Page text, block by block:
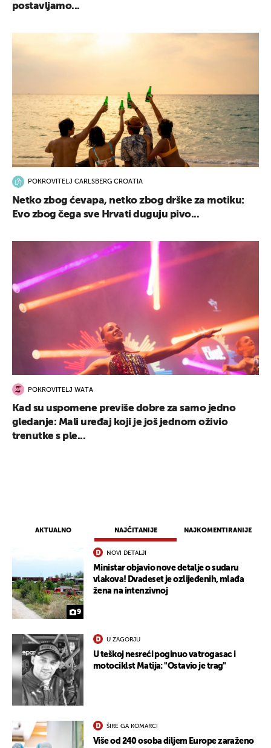
AKTUALNO NAJČITANIJE NAJKOMENTIRANIJE
9
NOVI DETALJI
Ministar objavio nove detalje o sudaru
vlakova! Dvadeset je ozlijeđenih, mlađa
žena na intenzivnoj
U ZAGORJU
U teškoj nesreći poginuo vatrogasac i
motociklst Matija: "Ostavio je trag"
ŠIRE GA KOMARCI
Više od 240 osoba diljem Europe zaraženo
postavljamo...
POKROVITELJ CARLSBERG CROATIA
Netko zbog ćevapa, netko zbog drške za motiku:
Evo zbog čega sve Hrvati duguju pivo...
POKROVITELJ WATA
Kad su uspomene previše dobre za samo jedno
gledanje: Mali uređaj koji je još jednom oživio
trenutke s ple...